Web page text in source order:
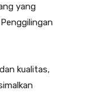
yang
kualitas,